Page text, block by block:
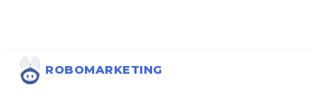
ROBOMARKETING